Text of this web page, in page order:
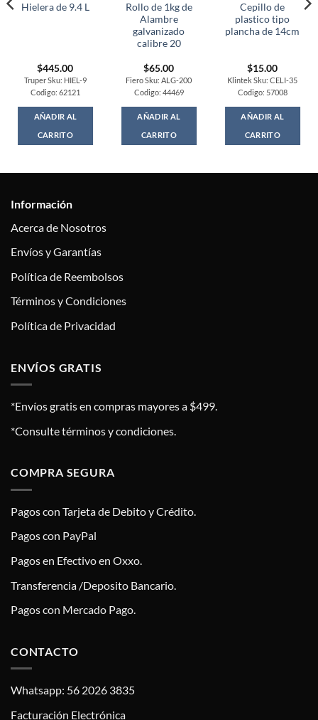
Hielera de 9.4 L
$445.00
Truper Sku: HIEL-9
Codigo: 62121
AÑADIR AL
CARRITO
Rollo de 1kg de
Alambre
galvanizado
calibre 20
$65.00
Fiero Sku: ALG-200
Codigo: 44469
AÑADIR AL
CARRITO
Cepillo de
plastico tipo
plancha de 14cm
$15.00
Klintek Sku: CELI-35
Codigo: 57008
AÑADIR AL
CARRITO
Información
Acerca de Nosotros
Envíos y Garantías
Política de Reembolsos
Términos y Condiciones
Política de Privacidad
ENVÍOS GRATIS
*Envíos gratis en compras mayores a $499.
*Consulte términos y condiciones.
COMPRA SEGURA
Pagos con Tarjeta de Debito y Crédito.
Pagos con PayPal
Pagos en Efectivo en Oxxo.
Transferencia /Deposito Bancario.
Pagos con Mercado Pago.
CONTACTO
Whatsapp: 56 2026 3835
Facturación Electrónica